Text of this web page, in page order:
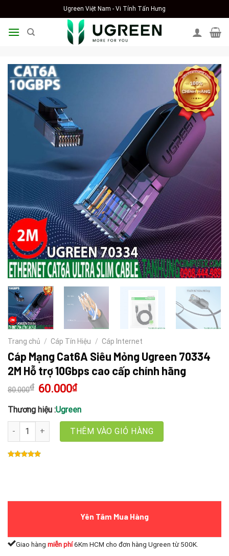
to
content
Ugreen Việt Nam - Vi Tính Tấn Hưng
Trang chủ / Cáp Tín Hiệu / Cáp Internet
Cáp Mạng Cat6A Siêu Mỏng Ugreen 70334
2M Hỗ trợ 10Gbps cao cấp chính hãng
80.000₫ Giá
gốc
80.000₫.
60.000₫Giá
hiện
là:
60.000₫.
Thương hiệu :Ugreen
Cáp Mạng Cat6A Siêu Mỏng Ugreen 70334 2M Hỗ trợ 10Gbps
THÊM VÀO GIỎ HÀNG
Yên Tâm Mua Hàng
Giao hàng miễn phí6Km HCM cho đơn hàng Ugreen từ 500K.